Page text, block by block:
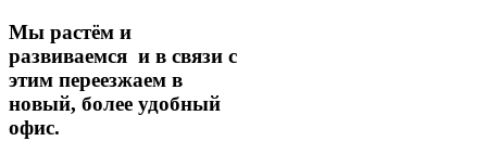
Мы растём и
развиваемся и в связи с
этим переезжаем в
новый, более удобный
офис.